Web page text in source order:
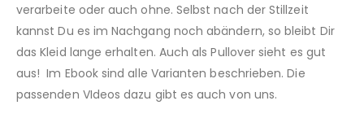
verarbeite oder auch ohne. Selbst nach der Stillzeit
kannst Du es im Nachgang noch abändern, so bleibt Dir
das Kleid lange erhalten. Auch als Pullover sieht es gut
aus! Im Ebook sind alle Varianten beschrieben. Die
passenden VIdeos dazu gibt es auch von uns.